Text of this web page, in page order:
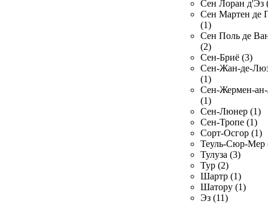
Сен Лоран д'Эз
Сен Мартен де
(1)
Сен Поль де
(2)
Сен-Бриё (3)
Сен-Жан-де-
(1)
Сен-Жермен-
(1)
Сен-Люнер (1)
Сен-Тропе (1)
Сорт-Осгор (1)
Теуль-Сюр-Мер
Тулуза (3)
Тур (2)
Шартр (1)
Шатору (1)
Эз (11)